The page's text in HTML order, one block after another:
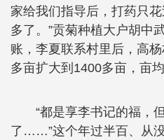
家给我们指导后，打药只
多了。”贡菊种植大户胡中
账，李夏联系村里后，高
多亩扩大到1400多亩，亩
“都是享李书记的福，
了……”这个年过半百、从